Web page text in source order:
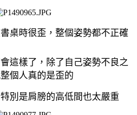
桌時很歪，整個姿勢都不正確
這樣了，除了自己姿勢不良之
個人真的是歪的
別是肩膀的高低間也太嚴重